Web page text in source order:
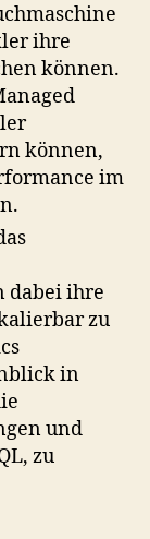
ihre
können.
können,
im
dabei ihre
zu
in
und
zu